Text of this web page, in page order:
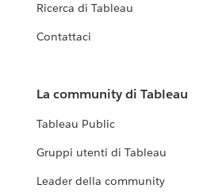
Ricerca di Tableau
Contattaci
La community di Tableau
Tableau Public
Gruppi utenti di Tableau
Leader della community